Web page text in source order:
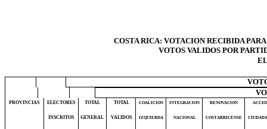
COSTA RICA: VOTACION RECIBIDA
VOTOS VALIDOS POR
PROVINCIAS ELECTORES TOTAL TOTAL COALICION INTEGRACION RENOVACION
INSCRITOS GENERAL VALIDOS IZQUIERDA NACIONAL COSTARRICENSE